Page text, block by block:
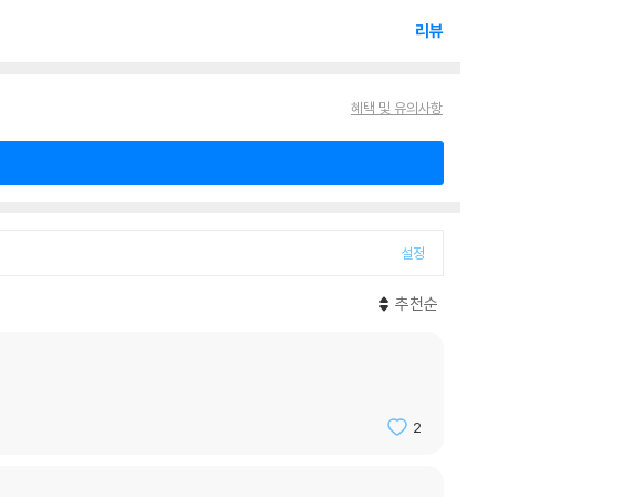
리뷰
혜택 및 유의사항
설정
추천순
2